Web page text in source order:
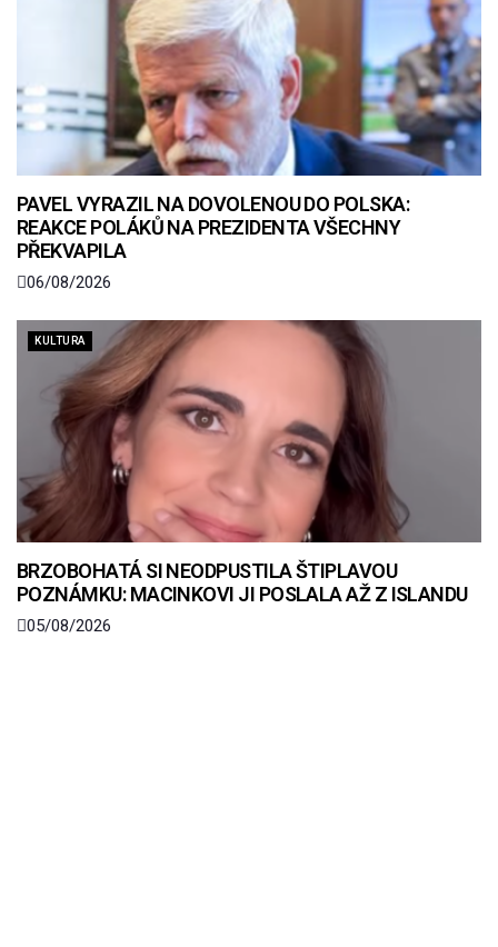
PAVEL VYRAZIL NA DOVOLENOU DO POLSKA:
REAKCE POLÁKŮ NA PREZIDENTA VŠECHNY
PŘEKVAPILA
06/08/2026
KULTURA
BRZOBOHATÁ SI NEODPUSTILA ŠTIPLAVOU
POZNÁMKU: MACINKOVI JI POSLALA AŽ Z ISLANDU
05/08/2026